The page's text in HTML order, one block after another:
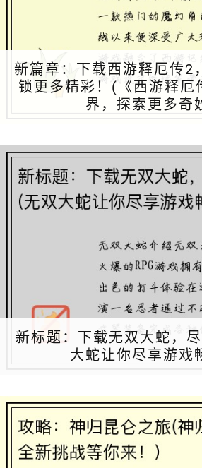
新篇章：下载西游释厄传2
锁更多精彩！(《西游释厄
界，探索更多奇
新标题：下载无双大蛇，
大蛇让你尽享游戏